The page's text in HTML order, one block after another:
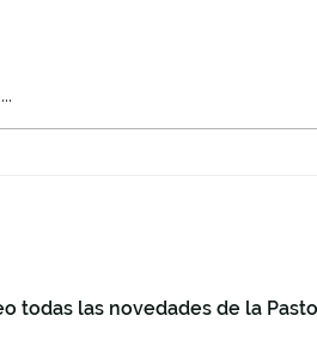
el
todas las novedades de la